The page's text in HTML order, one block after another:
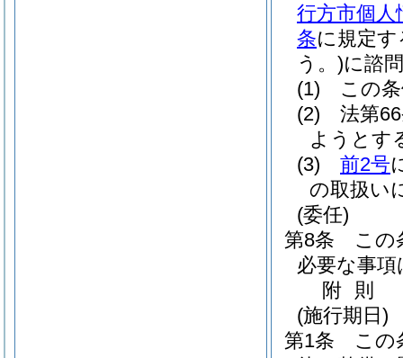
行方市個人
条に規定
う。)に諮
(1)
この
(2)
法第
ようとす
(3)
前2号
の取扱い
(委任)
第8条
この
必要な事
附 則
(施行期日)
第1条
この